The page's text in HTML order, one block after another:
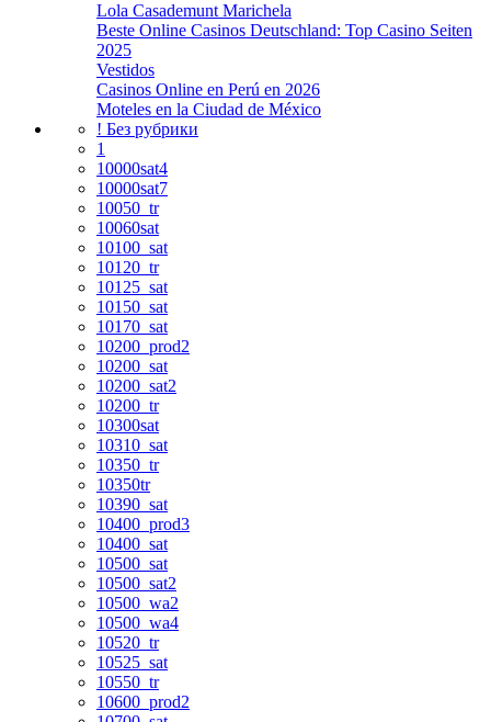
Lola Casademunt Marichela
Beste Online Casinos Deutschland: Top Casino Seiten
2025
Vestidos
Casinos Online en Perú en 2026
Moteles en la Ciudad de México
! Без рубрики
1
10000sat4
10000sat7
10050_tr
10060sat
10100_sat
10120_tr
10125_sat
10150_sat
10170_sat
10200_prod2
10200_sat
10200_sat2
10200_tr
10300sat
10310_sat
10350_tr
10350tr
10390_sat
10400_prod3
10400_sat
10500_sat
10500_sat2
10500_wa2
10500_wa4
10520_tr
10525_sat
10550_tr
10600_prod2